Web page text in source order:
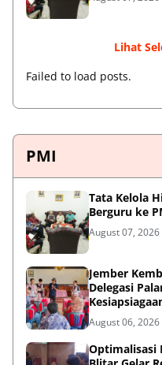
Lihat
Failed to load posts.
PMI
Tata Kelola
Berguru ke
August 07, 2026
Jember
Delegasi
dan Sekolah
August 06, 2026
Optimalisasi